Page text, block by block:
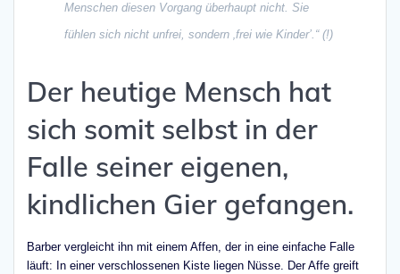
Menschen diesen Vorgang überhaupt nicht. Sie
fühlen sich nicht unfrei, sondern ‚frei wie Kinder’.“ (!)
Der heutige Mensch hat
sich somit selbst in der
Falle seiner eigenen,
kindlichen Gier gefangen.
Barber vergleicht ihn mit einem Affen, der in eine einfache Falle
läuft: In einer verschlossenen Kiste liegen Nüsse. Der Affe greift